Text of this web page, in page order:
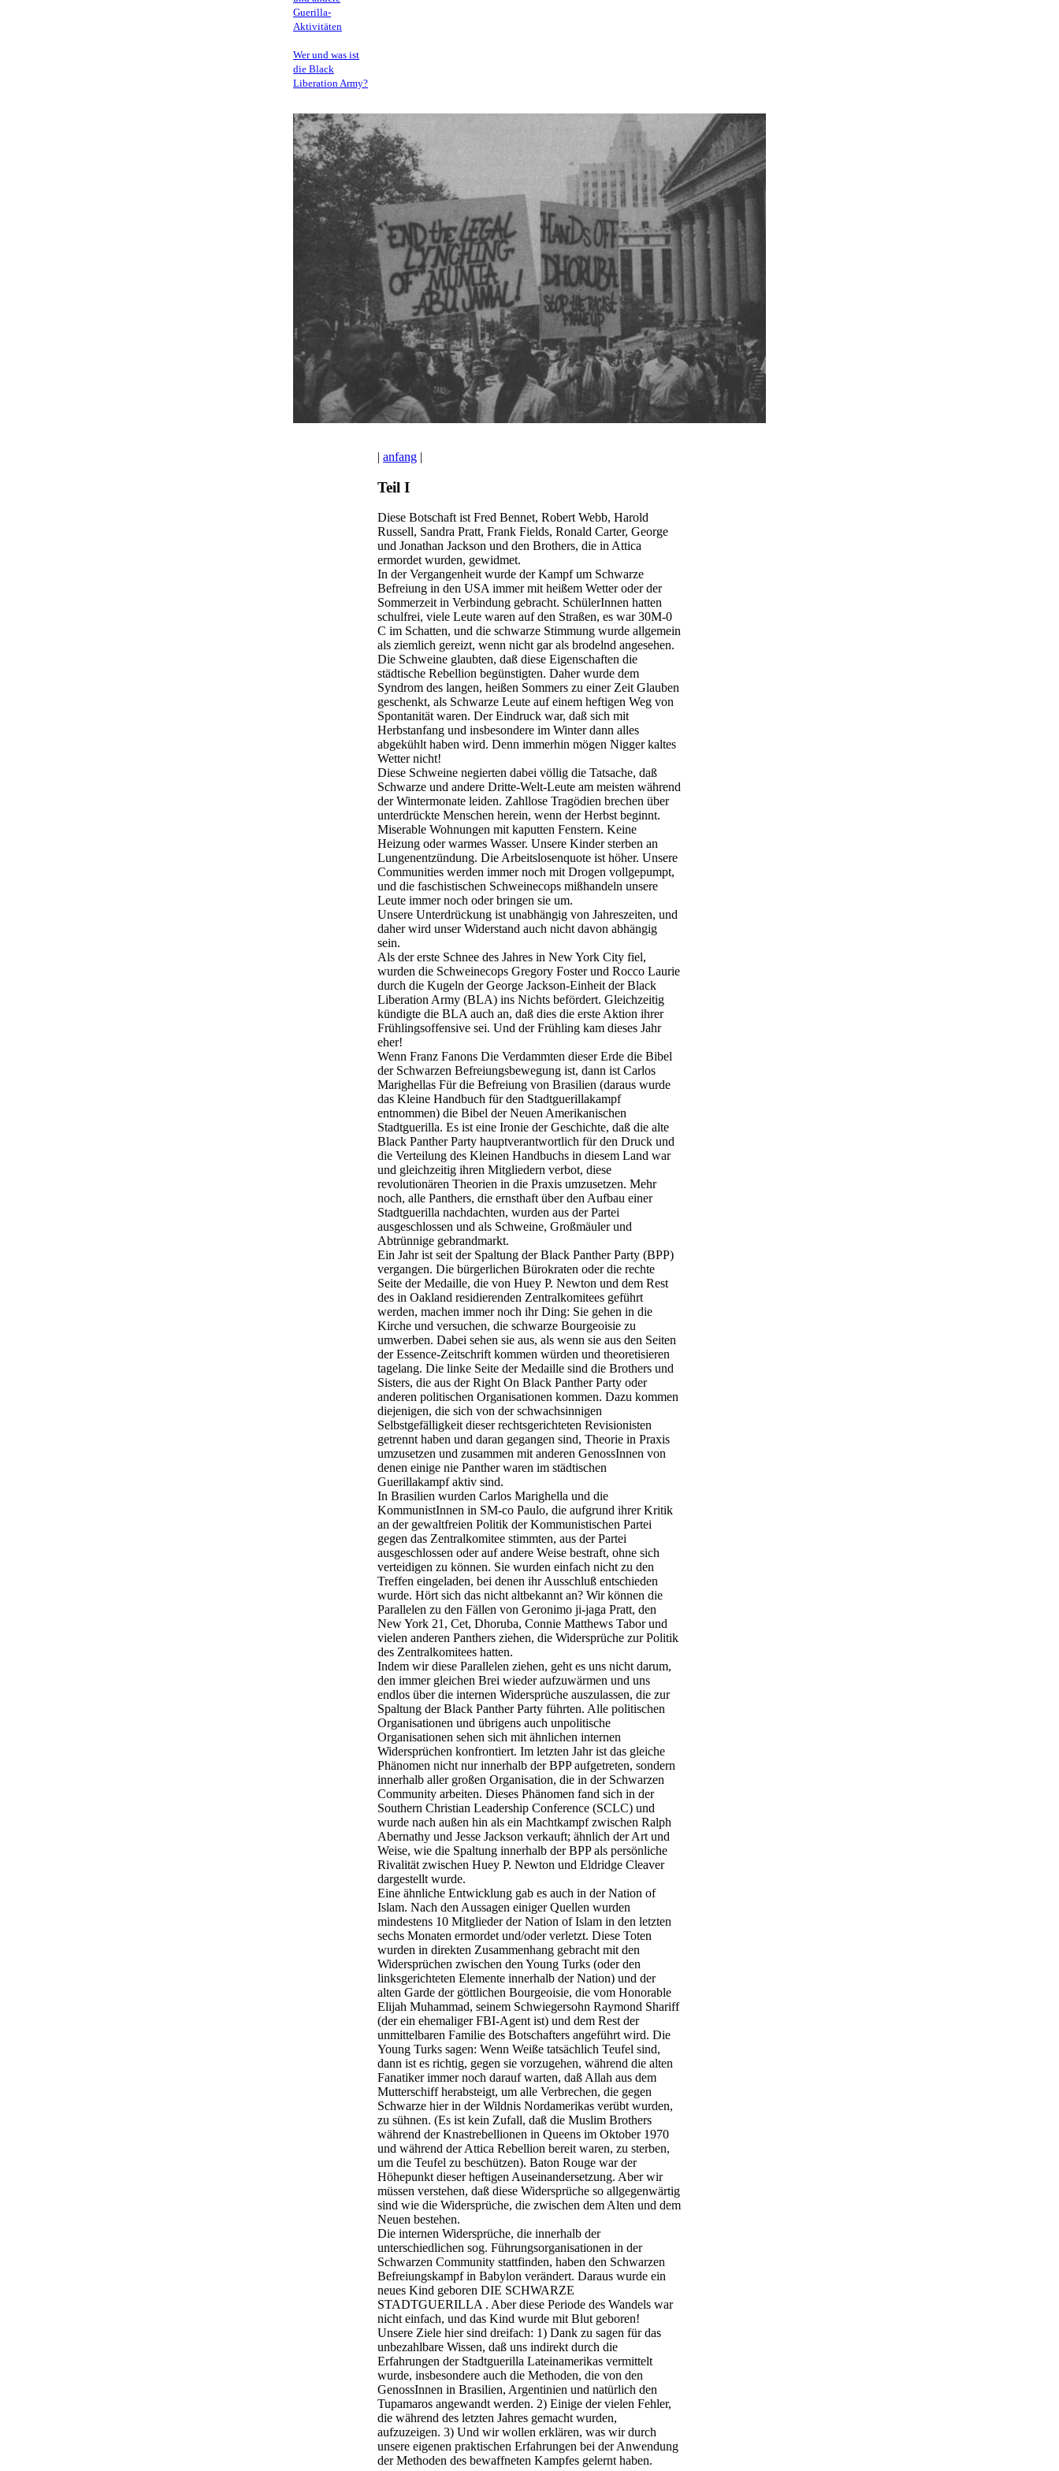
Guerilla-
Aktivitäten
Wer und was ist
die Black
Liberation Army?
| anfang |
Teil I
Diese Botschaft ist Fred Bennet, Robert Webb, Harold
Russell, Sandra Pratt, Frank Fields, Ronald Carter, George
und Jonathan Jackson und den Brothers, die in Attica
ermordet wurden, gewidmet.
In der Vergangenheit wurde der Kampf um Schwarze
Befreiung in den USA immer mit heißem Wetter oder der
Sommerzeit in Verbindung gebracht. SchülerInnen hatten
schulfrei, viele Leute waren auf den Straßen, es war 30M-0
C im Schatten, und die schwarze Stimmung wurde allgemein
als ziemlich gereizt, wenn nicht gar als brodelnd angesehen.
Die Schweine glaubten, daß diese Eigenschaften die
städtische Rebellion begünstigten. Daher wurde dem
Syndrom des langen, heißen Sommers zu einer Zeit Glauben
geschenkt, als Schwarze Leute auf einem heftigen Weg von
Spontanität waren. Der Eindruck war, daß sich mit
Herbstanfang und insbesondere im Winter dann alles
abgekühlt haben wird. Denn immerhin mögen Nigger kaltes
Wetter nicht!
Diese Schweine negierten dabei völlig die Tatsache, daß
Schwarze und andere Dritte-Welt-Leute am meisten während
der Wintermonate leiden. Zahllose Tragödien brechen über
unterdrückte Menschen herein, wenn der Herbst beginnt.
Miserable Wohnungen mit kaputten Fenstern. Keine
Heizung oder warmes Wasser. Unsere Kinder sterben an
Lungenentzündung. Die Arbeitslosenquote ist höher. Unsere
Communities werden immer noch mit Drogen vollgepumpt,
und die faschistischen Schweinecops mißhandeln unsere
Leute immer noch oder bringen sie um.
Unsere Unterdrückung ist unabhängig von Jahreszeiten, und
daher wird unser Widerstand auch nicht davon abhängig
sein.
Als der erste Schnee des Jahres in New York City fiel,
wurden die Schweinecops Gregory Foster und Rocco Laurie
durch die Kugeln der George Jackson-Einheit der Black
Liberation Army (BLA) ins Nichts befördert. Gleichzeitig
kündigte die BLA auch an, daß dies die erste Aktion ihrer
Frühlingsoffensive sei. Und der Frühling kam dieses Jahr
eher!
Wenn Franz Fanons Die Verdammten dieser Erde die Bibel
der Schwarzen Befreiungsbewegung ist, dann ist Carlos
Marighellas Für die Befreiung von Brasilien (daraus wurde
das Kleine Handbuch für den Stadtguerillakampf
entnommen) die Bibel der Neuen Amerikanischen
Stadtguerilla. Es ist eine Ironie der Geschichte, daß die alte
Black Panther Party hauptverantwortlich für den Druck und
die Verteilung des Kleinen Handbuchs in diesem Land war
und gleichzeitig ihren Mitgliedern verbot, diese
revolutionären Theorien in die Praxis umzusetzen. Mehr
noch, alle Panthers, die ernsthaft über den Aufbau einer
Stadtguerilla nachdachten, wurden aus der Partei
ausgeschlossen und als Schweine, Großmäuler und
Abtrünnige gebrandmarkt.
Ein Jahr ist seit der Spaltung der Black Panther Party (BPP)
vergangen. Die bürgerlichen Bürokraten oder die rechte
Seite der Medaille, die von Huey P. Newton und dem Rest
des in Oakland residierenden Zentralkomitees geführt
werden, machen immer noch ihr Ding: Sie gehen in die
Kirche und versuchen, die schwarze Bourgeoisie zu
umwerben. Dabei sehen sie aus, als wenn sie aus den Seiten
der Essence-Zeitschrift kommen würden und theoretisieren
tagelang. Die linke Seite der Medaille sind die Brothers und
Sisters, die aus der Right On Black Panther Party oder
anderen politischen Organisationen kommen. Dazu kommen
diejenigen, die sich von der schwachsinnigen
Selbstgefälligkeit dieser rechtsgerichteten Revisionisten
getrennt haben und daran gegangen sind, Theorie in Praxis
umzusetzen und zusammen mit anderen GenossInnen von
denen einige nie Panther waren im städtischen
Guerillakampf aktiv sind.
In Brasilien wurden Carlos Marighella und die
KommunistInnen in SM-co Paulo, die aufgrund ihrer Kritik
an der gewaltfreien Politik der Kommunistischen Partei
gegen das Zentralkomitee stimmten, aus der Partei
ausgeschlossen oder auf andere Weise bestraft, ohne sich
verteidigen zu können. Sie wurden einfach nicht zu den
Treffen eingeladen, bei denen ihr Ausschluß entschieden
wurde. Hört sich das nicht altbekannt an? Wir können die
Parallelen zu den Fällen von Geronimo ji-jaga Pratt, den
New York 21, Cet, Dhoruba, Connie Matthews Tabor und
vielen anderen Panthers ziehen, die Widersprüche zur Politik
des Zentralkomitees hatten.
Indem wir diese Parallelen ziehen, geht es uns nicht darum,
den immer gleichen Brei wieder aufzuwärmen und uns
endlos über die internen Widersprüche auszulassen, die zur
Spaltung der Black Panther Party führten. Alle politischen
Organisationen und übrigens auch unpolitische
Organisationen sehen sich mit ähnlichen internen
Widersprüchen konfrontiert. Im letzten Jahr ist das gleiche
Phänomen nicht nur innerhalb der BPP aufgetreten, sondern
innerhalb aller großen Organisation, die in der Schwarzen
Community arbeiten. Dieses Phänomen fand sich in der
Southern Christian Leadership Conference (SCLC) und
wurde nach außen hin als ein Machtkampf zwischen Ralph
Abernathy und Jesse Jackson verkauft; ähnlich der Art und
Weise, wie die Spaltung innerhalb der BPP als persönliche
Rivalität zwischen Huey P. Newton und Eldridge Cleaver
dargestellt wurde.
Eine ähnliche Entwicklung gab es auch in der Nation of
Islam. Nach den Aussagen einiger Quellen wurden
mindestens 10 Mitglieder der Nation of Islam in den letzten
sechs Monaten ermordet und/oder verletzt. Diese Toten
wurden in direkten Zusammenhang gebracht mit den
Widersprüchen zwischen den Young Turks (oder den
linksgerichteten Elemente innerhalb der Nation) und der
alten Garde der göttlichen Bourgeoisie, die vom Honorable
Elijah Muhammad, seinem Schwiegersohn Raymond Shariff
(der ein ehemaliger FBI-Agent ist) und dem Rest der
unmittelbaren Familie des Botschafters angeführt wird. Die
Young Turks sagen: Wenn Weiße tatsächlich Teufel sind,
dann ist es richtig, gegen sie vorzugehen, während die alten
Fanatiker immer noch darauf warten, daß Allah aus dem
Mutterschiff herabsteigt, um alle Verbrechen, die gegen
Schwarze hier in der Wildnis Nordamerikas verübt wurden,
zu sühnen. (Es ist kein Zufall, daß die Muslim Brothers
während der Knastrebellionen in Queens im Oktober 1970
und während der Attica Rebellion bereit waren, zu sterben,
um die Teufel zu beschützen). Baton Rouge war der
Höhepunkt dieser heftigen Auseinandersetzung. Aber wir
müssen verstehen, daß diese Widersprüche so allgegenwärtig
sind wie die Widersprüche, die zwischen dem Alten und dem
Neuen bestehen.
Die internen Widersprüche, die innerhalb der
unterschiedlichen sog. Führungsorganisationen in der
Schwarzen Community stattfinden, haben den Schwarzen
Befreiungskampf in Babylon verändert. Daraus wurde ein
neues Kind geboren DIE SCHWARZE
STADTGUERILLA . Aber diese Periode des Wandels war
nicht einfach, und das Kind wurde mit Blut geboren!
Unsere Ziele hier sind dreifach: 1) Dank zu sagen für das
unbezahlbare Wissen, daß uns indirekt durch die
Erfahrungen der Stadtguerilla Lateinamerikas vermittelt
wurde, insbesondere auch die Methoden, die von den
GenossInnen in Brasilien, Argentinien und natürlich den
Tupamaros angewandt werden. 2) Einige der vielen Fehler,
die während des letzten Jahres gemacht wurden,
aufzuzeigen. 3) Und wir wollen erklären, was wir durch
unsere eigenen praktischen Erfahrungen bei der Anwendung
der Methoden des bewaffneten Kampfes gelernt haben.